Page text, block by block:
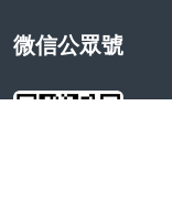
微信公眾號